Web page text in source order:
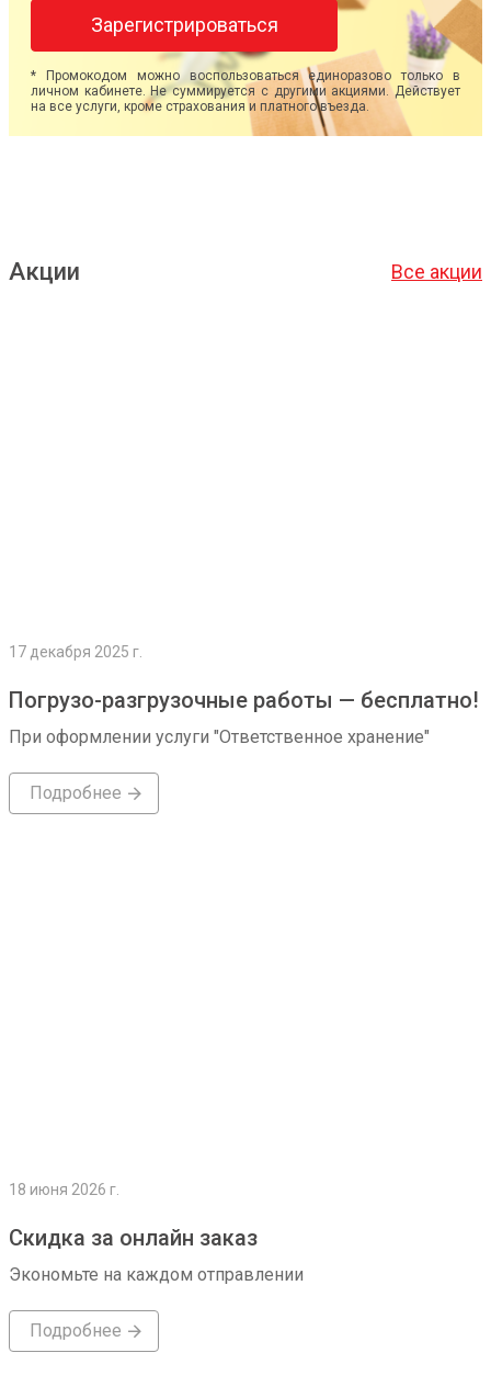
Зарегистрироваться
* Промокодом можно воспользоваться единоразово только в
личном кабинете. Не суммируется с другими акциями. Действует
на все услуги, кроме страхования и платного въезда.
Акции Все акции
17 декабря 2025 г.
Погрузо-разгрузочные работы — бесплатно!
При оформлении услуги "Ответственное хранение"
Подробнее
18 июня 2026 г.
Скидка за онлайн заказ
Экономьте на каждом отправлении
Подробнее